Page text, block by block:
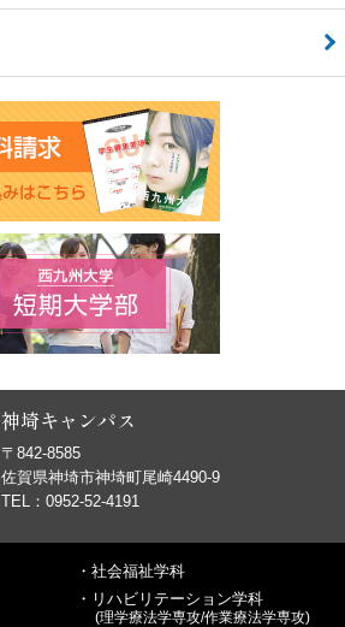
神埼キャンパス
〒842-8585
佐賀県神埼市神埼町尾崎4490-9
TEL：0952-52-4191
・ 社会福祉学科
・ リハビリテーション学科
(理学療法学専攻/作業療法学専攻)